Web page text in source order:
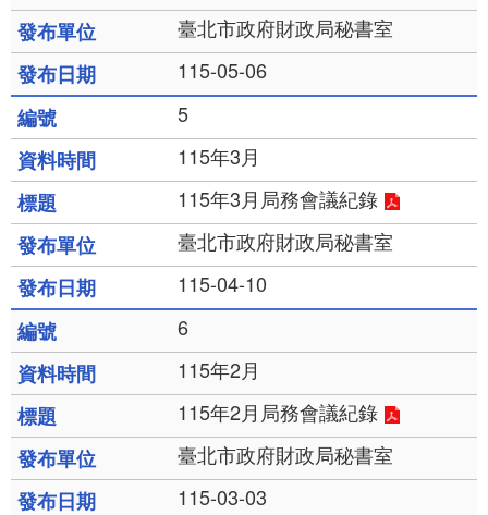
臺北市政府財政局秘書室
115-05-06
5
115年3月
115年3月局務會議紀錄
臺北市政府財政局秘書室
115-04-10
6
115年2月
115年2月局務會議紀錄
臺北市政府財政局秘書室
115-03-03